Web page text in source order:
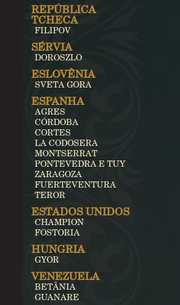
REPÚBLICA
TCHECA
FILIPOV
SÉRVIA
DOROSZLO
ESLOVÊNIA
SVETA GORA
ESPANHA
AGRES
CÓRDOBA
CORTES
LA CODOSERA
MONTSERRAT
PONTEVEDRA E TUY
ZARAGOZA
FUERTEVENTURA
TEROR
ESTADOS UNIDOS
CHAMPION
FOSTORIA
HUNGRIA
GYOR
VENEZUELA
BETÂNIA
GUANARE